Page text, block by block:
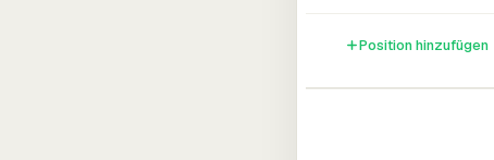
Position hinzufügen